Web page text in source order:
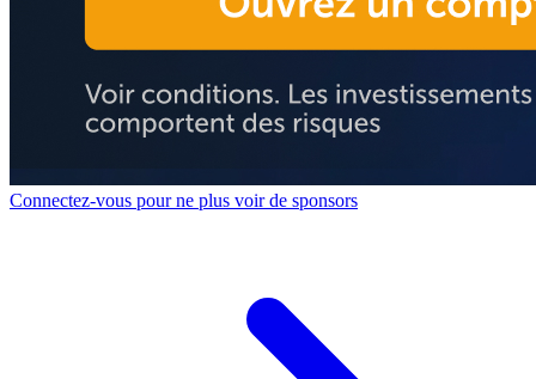
Connectez-vous pour ne plus voir de sponsors